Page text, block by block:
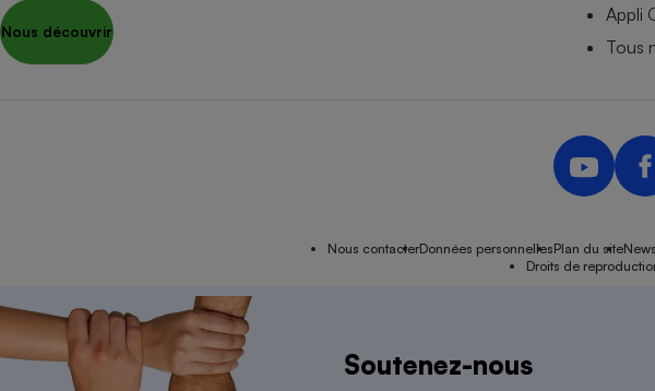
Soutenez-nous
Nous découvrir
Appli
Tous
Nous contacterDonnées personnellesPlan du site
Droits de